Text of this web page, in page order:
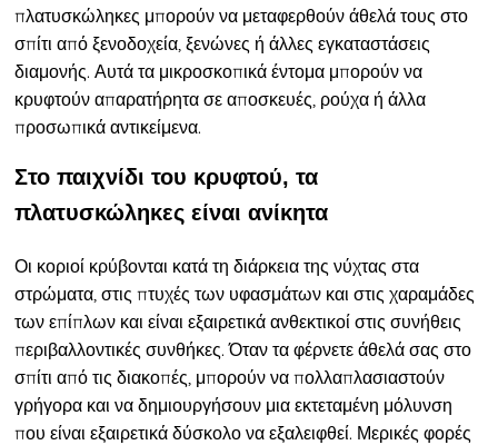
πλατυσκώληκες μπορούν να μεταφερθούν άθελά τους στο
σπίτι από ξενοδοχεία, ξενώνες ή άλλες εγκαταστάσεις
διαμονής. Αυτά τα μικροσκοπικά έντομα μπορούν να
κρυφτούν απαρατήρητα σε αποσκευές, ρούχα ή άλλα
προσωπικά αντικείμενα.
Στο παιχνίδι του κρυφτού, τα
πλατυσκώληκες είναι ανίκητα
Οι κοριοί κρύβονται κατά τη διάρκεια της νύχτας στα
στρώματα, στις πτυχές των υφασμάτων και στις χαραμάδες
των επίπλων και είναι εξαιρετικά ανθεκτικοί στις συνήθεις
περιβαλλοντικές συνθήκες. Όταν τα φέρνετε άθελά σας στο
σπίτι από τις διακοπές, μπορούν να πολλαπλασιαστούν
γρήγορα και να δημιουργήσουν μια εκτεταμένη μόλυνση
που είναι εξαιρετικά δύσκολο να εξαλειφθεί. Μερικές φορές